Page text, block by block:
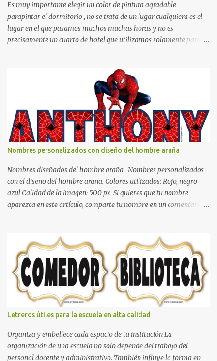
Es muy importante elegir un color de pintura agradable
parapintar el dormitorio , no se trata de un lugar cualquiera es el
lugar en el que pasamos muchos muchas horas y no es
precisamente un cuarto de hotel que utilizamos solamente para
cómodo y también para nuestra vista. Te mostramos algunas
sugerencias que pueden brindar la elegancia y estilo que buscas
para tu dormitorio. El color naranja es una buena opción para
recibir esa luz y felicidad que todo ser humano necesita. El color
blanco es ideal para lograr el relax total, es un color que va con
todo y además es color bastante limpio que te dará esa sensación
de calidez. Los colores terra son excelentes para usar en el
dormitorio nos brinda esa sensación de tranquilidad y confort. El
color gris es un color muy relajante y por lo tanto entra en la lista
de colo...
Nombres personalizados con diseño del hombre araña
Nombres diseñados del hombre araña Nombres personalizados
con el diseño del hombre araña. Colores utilizados: Rojo, negro
azul Calidad de la imagen: 500 px Si quieres que tu nombre
aparezca en este artículo, comparte tu nombre en un comentario y
decorar el dormitorio con pósters Cama con diseño de ring de
boxeo Ideas para decoraciones de fiestas infantiles Cosas bonitas
que se pueden hacer con gomas de coche
Letreros útiles para la escuela en alta calidad
Organiza y embellece cada espacio de tu institución La
organización de una escuela no solo depende del trabajo del
personal docente y administrativo. También influye la forma en